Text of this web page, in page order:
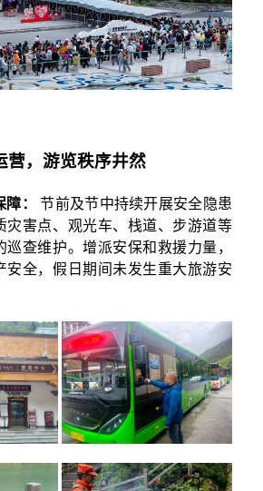
营，游览秩序井然
：
节前及节中持续开展安全隐患
灾害点、观光车、栈道、步游道等
查维护。增派安保和救援力量，
安全，假日期间未发生重大旅游安